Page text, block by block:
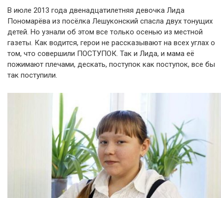
В июле 2013 года двенадцатилетняя девочка Лида
Пономарёва из посёлка Лешуконский спасла двух тонущих
детей. Но узнали об этом все только осенью из местной
газеты. Как водится, герои не рассказывают на всех углах о
том, что совершили ПОСТУПОК. Так и Лида, и мама её
пожимают плечами, дескать, поступок как поступок, все бы
так поступили.